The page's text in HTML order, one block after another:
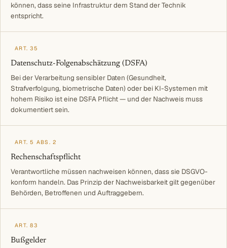
können, dass seine Infrastruktur dem Stand der Technik
entspricht.
ART. 35
Datenschutz-Folgenabschätzung (DSFA)
Bei der Verarbeitung sensibler Daten (Gesundheit,
Strafverfolgung, biometrische Daten) oder bei KI-Systemen mit
hohem Risiko ist eine DSFA Pflicht — und der Nachweis muss
dokumentiert sein.
ART. 5 ABS. 2
Rechenschaftspflicht
Verantwortliche müssen nachweisen können, dass sie DSGVO-
konform handeln. Das Prinzip der Nachweisbarkeit gilt gegenüber
Behörden, Betroffenen und Auftraggebern.
ART. 83
Bußgelder